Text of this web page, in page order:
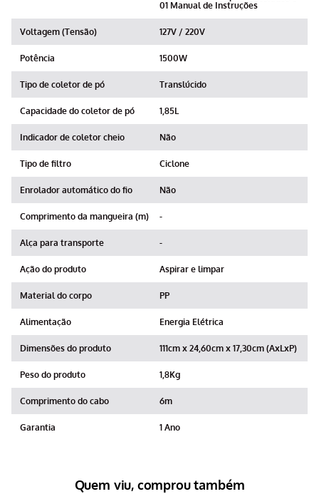
01 Manual de Instruções
Voltagem (Tensão) 127V / 220V
Potência 1500W
Tipo de coletor de pó Translúcido
Capacidade do coletor de pó 1,85L
Indicador de coletor cheio Não
Tipo de filtro Ciclone
Enrolador automático do fio Não
Comprimento da mangueira (m) -
Alça para transporte -
Ação do produto Aspirar e limpar
Material do corpo PP
Alimentação Energia Elétrica
Dimensões do produto 111cm x 24,60cm x 17,30cm (AxLxP)
Peso do produto 1,8Kg
Comprimento do cabo 6m
Garantia 1 Ano
Quem viu, comprou também